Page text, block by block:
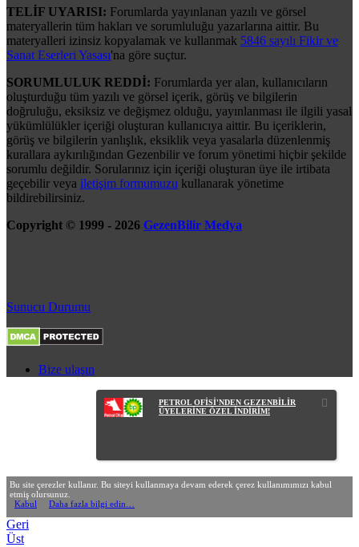
TELİF UYARISI: Forumlarda yayınlanan yazılı ve görsel
materyallerin tüm hakları ve sorumluluğu yazarlarına aittir. Bu
materyalleri izinsiz kopyalamak ve kullanmak 5846 sayılı Fikir ve
Sanat Eserleri Yasası'na göre suçtur.
SORUMLULUK REDDİ: Forumlarda yer alan, kullanıcıların
oluşturduğu tüm yazılı ve görsel içerik, görüş ve bilgilerin
doğruluğu, eksiksiz ve değişmez olduğu, yayınlanması ile ilgili yasal
yükümlülükler içeriği oluşturan kullanıcıya aittir. Bu içeriklerin,
görüş ve bilgilerin yanlışlık, eksiklik veya yasalarla düzenlenmiş
kurallara aykırılığından Gezenbilir ve forum yönetimi hiçbir şekilde
sorumlu değildir. Sorularınız için içeriği oluşturan üye ile irtibata
geçebilir veya iletişim formumuzu kullanarak yönetime
bildirebilirsiniz.
Copyright © 1999 - 2026 GezenBilir Medya
Sunucu Durumu
Bize ulaşın
PETROL OFİSİ'NDEN GEZENBİLİR
ÜYELERİNE ÖZEL İNDİRİM!
Bu site çerezler kullanır. Bu siteyi kullanmaya devam ederek çerez kullanımımızı kabul
etmiş olursunuz.
Kabul
Daha fazla bilgi edin…
Geri
Üst